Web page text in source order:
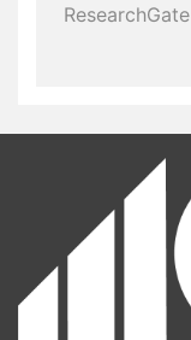
ResearchGate